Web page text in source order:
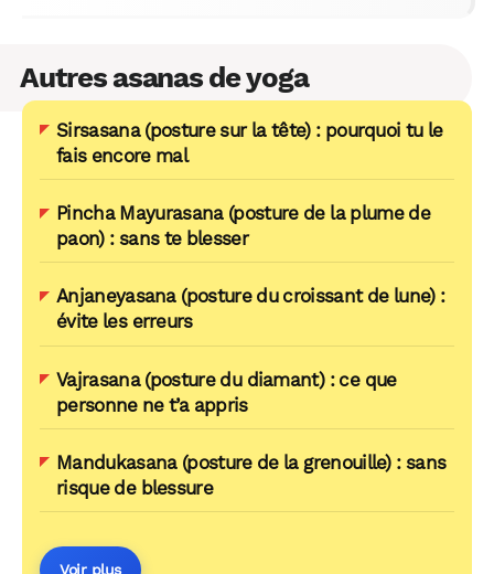
Autres asanas de yoga
Sirsasana (posture sur la tête) : pourquoi tu le
fais encore mal
Pincha Mayurasana (posture de la plume de
paon) : sans te blesser
Anjaneyasana (posture du croissant de lune) :
évite les erreurs
Vajrasana (posture du diamant) : ce que
personne ne t’a appris
Mandukasana (posture de la grenouille) : sans
risque de blessure
Voir plus